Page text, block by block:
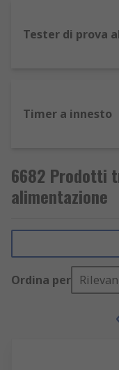
Tester di prova
Timer a innesto
6682 Prodotti
alimentazione
Ordina per